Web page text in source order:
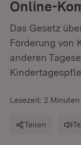
Online-
Das Gesetz
Förderung von
anderen
Lesezeit: 2 Minuten
Teilen